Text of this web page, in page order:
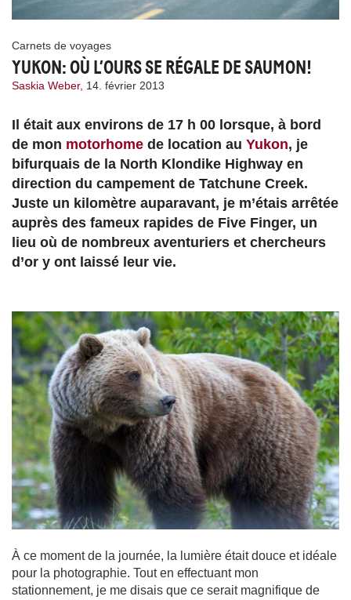
Carnets de voyages
YUKON: OÙ L’OURS SE RÉGALE DE SAUMON!
Saskia Weber, 14. février 2013
Il était aux environs de 17 h 00 lorsque, à bord
de mon motorhome de location au Yukon, je
bifurquais de la North Klondike Highway en
direction du campement de Tatchune Creek.
Juste un kilomètre auparavant, je m’étais arrêtée
auprès des fameux rapides de Five Finger, un
lieu où de nombreux aventuriers et chercheurs
d’or y ont laissé leur vie.
À ce moment de la journée, la lumière était douce et idéale
pour la photographie. Tout en effectuant mon
stationnement, je me disais que ce serait magnifique de